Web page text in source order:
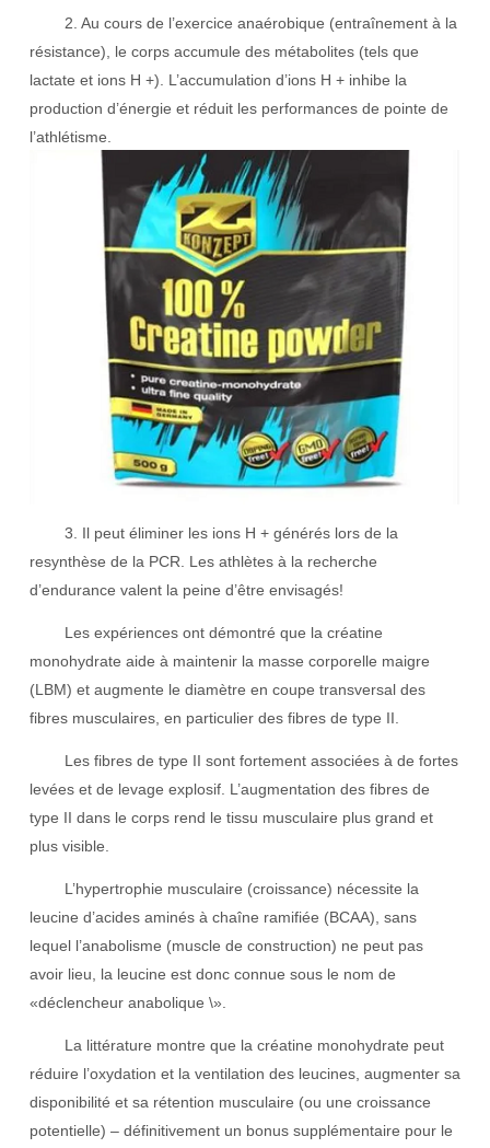
2. Au cours de l’exercice anaérobique (entraînement à la
résistance), le corps accumule des métabolites (tels que
lactate et ions H +). L’accumulation d’ions H + inhibe la
production d’énergie et réduit les performances de pointe de
l’athlétisme.
3. Il peut éliminer les ions H + générés lors de la
resynthèse de la PCR. Les athlètes à la recherche
d’endurance valent la peine d’être envisagés!
Les expériences ont démontré que la créatine
monohydrate aide à maintenir la masse corporelle maigre
(LBM) et augmente le diamètre en coupe transversal des
fibres musculaires, en particulier des fibres de type II.
Les fibres de type II sont fortement associées à de fortes
levées et de levage explosif. L’augmentation des fibres de
type II dans le corps rend le tissu musculaire plus grand et
plus visible.
L’hypertrophie musculaire (croissance) nécessite la
leucine d’acides aminés à chaîne ramifiée (BCAA), sans
lequel l’anabolisme (muscle de construction) ne peut pas
avoir lieu, la leucine est donc connue sous le nom de
«déclencheur anabolique \».
La littérature montre que la créatine monohydrate peut
réduire l’oxydation et la ventilation des leucines, augmenter sa
disponibilité et sa rétention musculaire (ou une croissance
potentielle) – définitivement un bonus supplémentaire pour le